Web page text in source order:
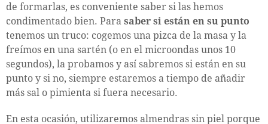
de formarlas, es conveniente saber si las hemos
condimentado bien. Para saber si están en su punto
tenemos un truco: cogemos una pizca de la masa y la
freímos en una sartén (o en el microondas unos 10
segundos), la probamos y así sabremos si están en su
punto y si no, siempre estaremos a tiempo de añadir
más sal o pimienta si fuera necesario.
En esta ocasión, utilizaremos almendras sin piel porque